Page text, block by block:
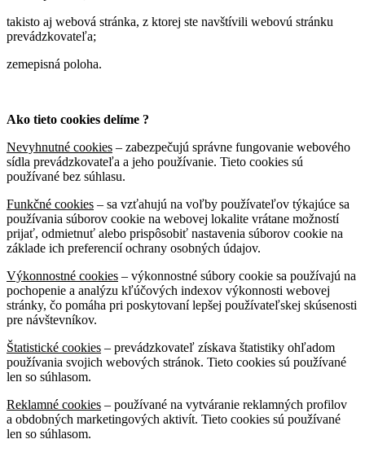
takisto aj webová stránka, z ktorej ste navštívili webovú stránku
prevádzkovateľa;
zemepisná poloha.
Ako tieto cookies delíme ?
Nevyhnutné cookies – zabezpečujú správne fungovanie webového
sídla prevádzkovateľa a jeho používanie. Tieto cookies sú
používané bez súhlasu.
Funkčné cookies – sa vzťahujú na voľby používateľov týkajúce sa
používania súborov cookie na webovej lokalite vrátane možností
prijať, odmietnuť alebo prispôsobiť nastavenia súborov cookie na
základe ich preferencií ochrany osobných údajov.
Výkonnostné cookies – výkonnostné súbory cookie sa používajú na
pochopenie a analýzu kľúčových indexov výkonnosti webovej
stránky, čo pomáha pri poskytovaní lepšej používateľskej skúsenosti
pre návštevníkov.
Štatistické cookies – prevádzkovateľ získava štatistiky ohľadom
používania svojich webových stránok. Tieto cookies sú používané
len so súhlasom.
Reklamné cookies – používané na vytváranie reklamných profilov
a obdobných marketingových aktivít. Tieto cookies sú používané
len so súhlasom.